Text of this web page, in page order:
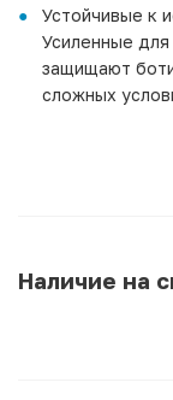
Устойчивые к
Усиленные
защищают
сложных
Наличие на